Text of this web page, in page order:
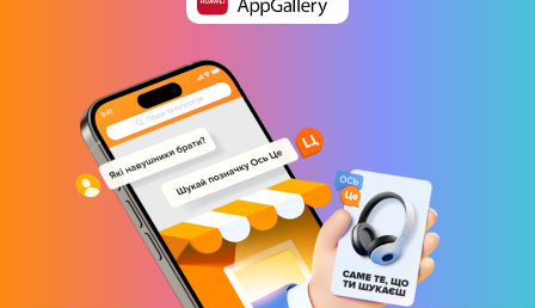
Физические характеристики